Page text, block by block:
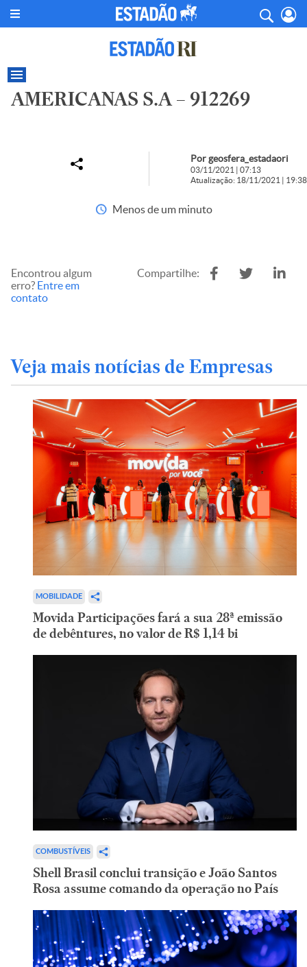
AMERICANAS S.A – 912269
Por geosfera_estadaori
03/11/2021 | 07:13
Atualização: 18/11/2021 | 19:38
Menos de um minuto
Encontrou algum
erro? Entre em
contato
Compartilhe:
Veja mais notícias de Empresas
MOBILIDADE
Movida Participações fará a sua 28ª emissão
de debêntures, no valor de R$ 1,14 bi
COMBUSTÍVEIS
Shell Brasil conclui transição e João Santos
Rosa assume comando da operação no País